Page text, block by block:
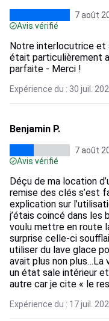
7 août
Avis vérifié
Notre interlocutrice et
était particulièrement
parfaite - Merci !
Expérience du : 30 juil.
Benjamin P.
7 août
Avis vérifié
Déçu de ma location
remise des clés s’est
explication sur
j’étais coincé dans les
voulu mettre en route
surprise celle-ci
utiliser du lave glace
avait plus non plus…La
un état sale intérieur
autre car je cite « le
Expérience du : 17 juil.